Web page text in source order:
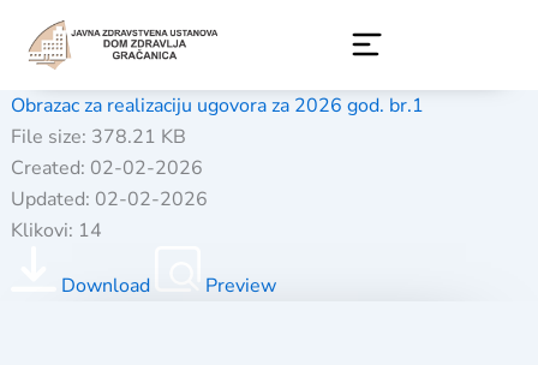
content
Obrazac za realizaciju ugovora za 2026 god. br.1
File size: 378.21 KB
Created: 02-02-2026
Updated: 02-02-2026
Klikovi: 14
Download Preview